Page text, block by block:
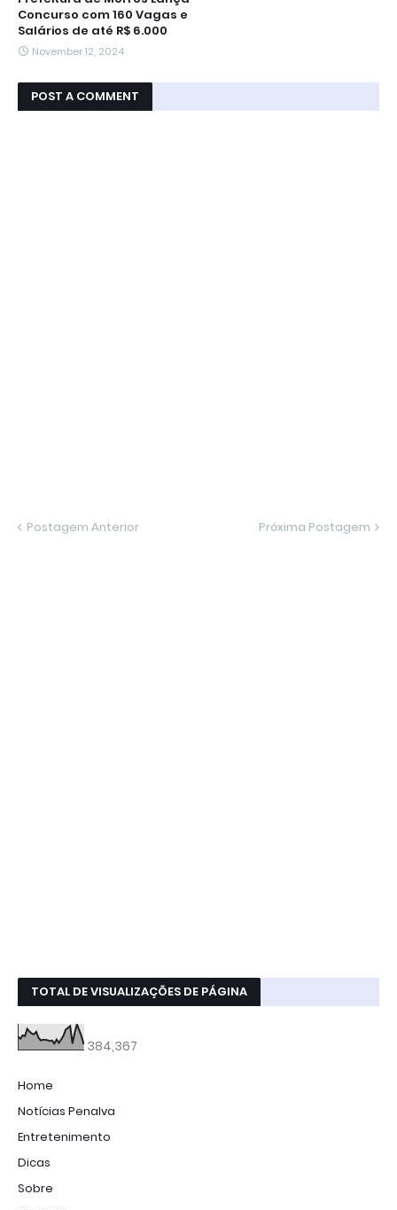
Concurso com 160 Vagas e
Salários de até R$ 6.000
November 12, 2024
POST A COMMENT
Postagem Anterior Próxima Postagem
TOTAL DE VISUALIZAÇÕES DE PÁGINA
384,367
Home
Notícias Penalva
Entretenimento
Dicas
Sobre